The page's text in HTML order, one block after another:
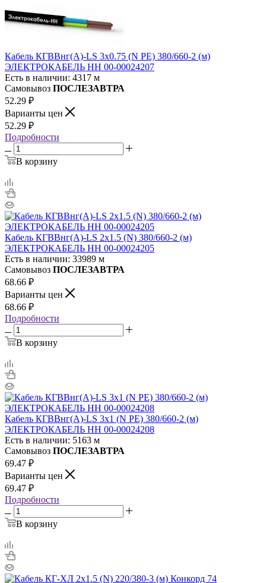
Кабель КГВВнг(А)-LS 3х0.75 (N PE) 380/660-2 (м)
ЭЛЕКТРОКАБЕЛЬ НН 00-00024207
Есть в наличии: 4317 м
Самовывоз ПОСЛЕЗАВТРА
52.29 ₽
Варианты цен
52.29 ₽
Подробности
В корзину
Кабель КГВВнг(А)-LS 2х1.5 (N) 380/660-2 (м)
ЭЛЕКТРОКАБЕЛЬ НН 00-00024205
Есть в наличии: 33989 м
Самовывоз ПОСЛЕЗАВТРА
68.66 ₽
Варианты цен
68.66 ₽
Подробности
В корзину
Кабель КГВВнг(А)-LS 3х1 (N PE) 380/660-2 (м)
ЭЛЕКТРОКАБЕЛЬ НН 00-00024208
Есть в наличии: 5163 м
Самовывоз ПОСЛЕЗАВТРА
69.47 ₽
Варианты цен
69.47 ₽
Подробности
В корзину